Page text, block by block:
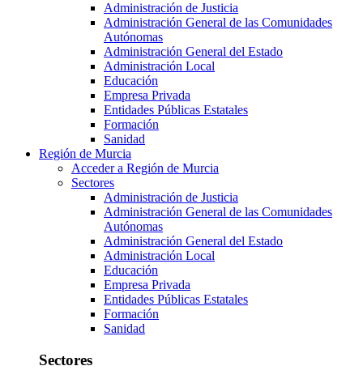
Administración de Justicia
Administración General de las Comunidades
Autónomas
Administración General del Estado
Administración Local
Educación
Empresa Privada
Entidades Públicas Estatales
Formación
Sanidad
Región de Murcia
Acceder a Región de Murcia
Sectores
Administración de Justicia
Administración General de las Comunidades
Autónomas
Administración General del Estado
Administración Local
Educación
Empresa Privada
Entidades Públicas Estatales
Formación
Sanidad
Sectores